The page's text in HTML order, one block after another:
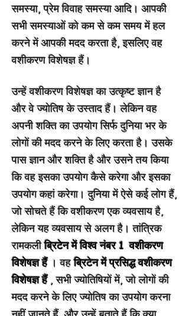
समस्या, प्रेम विवाह समस्या आदि। आपकी
सभी समस्याओं को कम से कम समय में हल
करने में आपकी मदद करता है, इसलिए वह
वशीकरण विशेषज्ञ हैं।
उन्हें वशीकरण विशेषज्ञ का उत्कृष्ट ज्ञान है
और वे ज्योतिष के उस्ताद हैं। लेकिन वह
अपनी शक्ति का उपयोग सिर्फ दुनिया भर के
लोगों की मदद करने के लिए करता है। उसके
पास ज्ञान और शक्ति है और उसने तय किया
कि वह इसका उपयोग कैसे करेगा और इसका
उपयोग कहां करेगा। दुनिया में ऐसे कई लोग हैं,
जो सोचते हैं कि वशीकरण एक व्यवसाय है,
लेकिन यह व्यवसाय से अलग है। तांत्रिक
रामकलीब्रिटेन में विश्व नंबर 1 वशीकरण
विशेषज्ञ हैं। वहब्रिटेन में प्रसिद्ध वशीकरण
विशेषज्ञ हैं, सभी ज्योतिषियों में, जो लोगों की
मदद करने के लिए ज्योतिष का उपयोग करना